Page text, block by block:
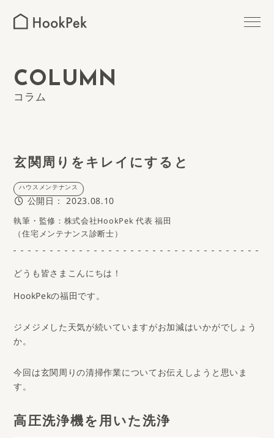
MAINTENANCE
OUTER WALLS
外壁塗装
瑞穂区の外壁塗装
SHOWA
昭和区の外壁塗装
MIDORI
緑区の外壁塗装
南区の外壁塗装
ABOUT
WORKS
施工事例
NEWS
お知らせ
COLUMN
コラム
玄関周りをキレイにすると
ハウスメンテナンス
公開日：2023.08.10
執筆・監修：株式会社HookPek 代表 福田
（住宅メンテナンス診断士）
どうも皆さまこんにちは！
HookPekの福田です。
ジメジメした天気が続いていますがお加減はいかがでしょう
か。
今回は玄関周りの清掃作業についてお伝えしようと思いま
す。
高圧洗浄機を用いた洗浄